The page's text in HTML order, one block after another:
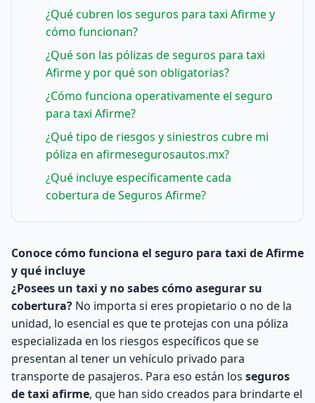
¿Qué cubren los seguros para taxi Afirme y
cómo funcionan?
¿Qué son las pólizas de seguros para taxi
Afirme y por qué son obligatorias?
¿Cómo funciona operativamente el seguro
para taxi Afirme?
¿Qué tipo de riesgos y siniestros cubre mi
póliza en afirmesegurosautos.mx?
¿Qué incluye específicamente cada
cobertura de Seguros Afirme?
Conoce cómo funciona el seguro para taxi de Afirme
y qué incluye
¿Posees un taxi y no sabes cómo asegurar su
cobertura? No importa si eres propietario o no de la
unidad, lo esencial es que te protejas con una póliza
especializada en los riesgos específicos que se
presentan al tener un vehículo privado para
transporte de pasajeros. Para eso están los seguros
de taxi afirme, que han sido creados para brindarte el